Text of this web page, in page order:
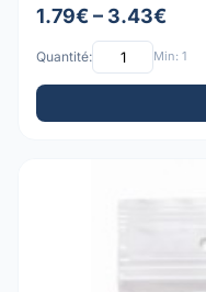
1.79€ – 3.43€
Quantité: Min: 1